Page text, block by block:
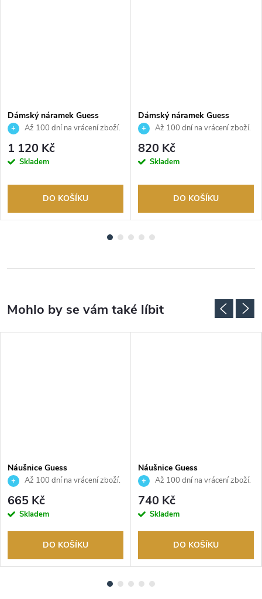
Dámský náramek Guess
JUBB05214JWRHS
Až 100 dní na vrácení zboží.
Autorizovaný prodejce.
1 120 Kč
Skladem
DO KOŠÍKU
Dámský náramek Guess
JUBB05461JWRHS
Až 100 dní na vrácení zboží.
Autorizovaný prodejce.
820 Kč
Skladem
DO KOŠÍKU
Náušnice Guess
JUBE06092JWYGT
Až 100 dní na vrácení zboží.
Autorizovaný prodejce.
665 Kč
Skladem
DO KOŠÍKU
Náušnice Guess
JUBE06151JWYGT
Až 100 dní na vrácení zboží.
Autorizovaný prodejce.
740 Kč
Skladem
DO KOŠÍKU